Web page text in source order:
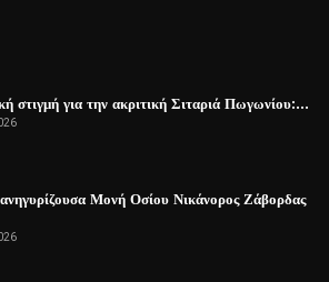
στιγμή για την ακριτική Σιταριά Πωγωνίου:…
Μονή Οσίου Νικάνορος Ζάβορδας